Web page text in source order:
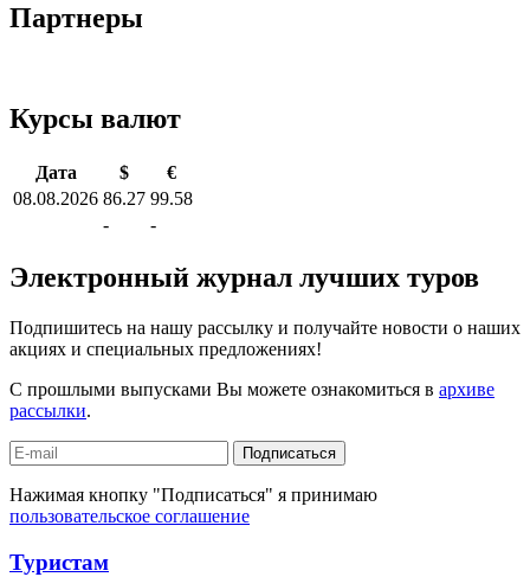
Партнеры
Курсы валют
Дата $
€
08.08.2026 86.27 99.58
-
-
Электронный журнал лучших туров
Подпишитесь на нашу рассылку и получайте новости о наших
акциях и специальных предложениях!
С прошлыми выпусками Вы можете ознакомиться в архиве
рассылки.
Подписаться
Нажимая кнопку "Подписаться" я принимаю
пользовательское соглашение
Туристам